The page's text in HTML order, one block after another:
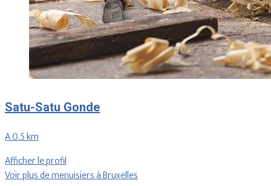
Satu-Satu Gonde
A 0.5 km
Afficher le profil
Voir plus de menuisiers à Bruxelles